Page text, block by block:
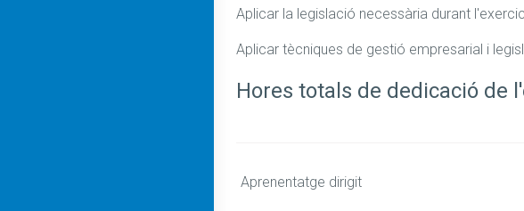
Aplicar la legislació necessària durant
Aplicar tècniques de gestió empresarial i
Hores totals de dedicació de
Aprenentatge dirigit